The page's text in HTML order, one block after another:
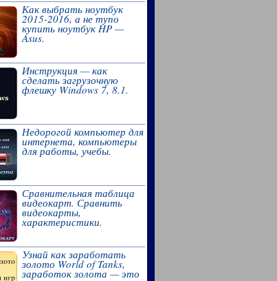
Как выбрать ноутбук
2015-2016, а не тупо
купить ноутбук HP —
Asus.
Инструкция — как
сделать загрузочную
флешку Windows 7, 8.1.
Недорогой компьютер для
интернета, компьютеры
для работы, учебы.
Сравнительная таблица
видеокарт. Сравнить
видеокарты,
характеристики.
Узнай как заработать
золото World of Tanks,
заработок золота — это